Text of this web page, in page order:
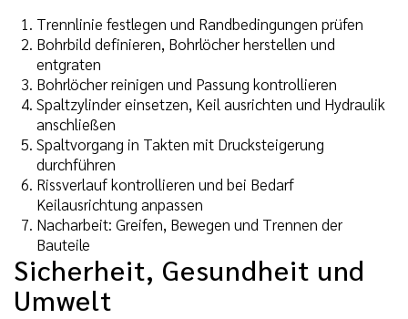
Trennlinie festlegen und Randbedingungen prüfen
Bohrbild definieren, Bohrlöcher herstellen und
entgraten
Bohrlöcher reinigen und Passung kontrollieren
Spaltzylinder einsetzen, Keil ausrichten und Hydraulik
anschließen
Spaltvorgang in Takten mit Drucksteigerung
durchführen
Rissverlauf kontrollieren und bei Bedarf
Keilausrichtung anpassen
Nacharbeit: Greifen, Bewegen und Trennen der
Bauteile
Sicherheit, Gesundheit und
Umwelt